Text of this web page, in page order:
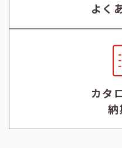
よく
カタ